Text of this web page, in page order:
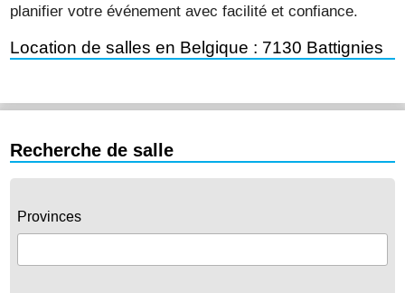
planifier votre événement avec facilité et confiance.
Location de salles en Belgique : 7130 Battignies
Recherche de salle
Provinces